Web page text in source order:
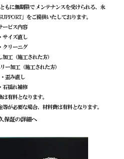
に無期限で メンテナンスを受けられる、 永
」をご提供いたしております。
ービス内容
・サイズ直し
・クリーニグ
加工（施工された方）
ー加工（施工された方）
・歪み直し
・石揺れ補修
有料となります。
が必要な場合、材料費は有料となります。
保証の詳細へ